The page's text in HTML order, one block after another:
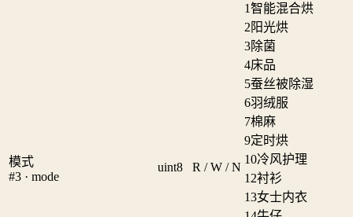
模式
#3 · mode
uint8 R / W / N
1智能混合烘
2 阳光烘
3除菌
4床品
5蚕丝被除湿
6羽绒服
7棉麻
9定时烘
10冷风护理
12衬衫
13女士内衣